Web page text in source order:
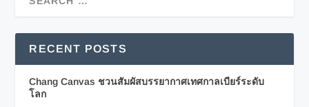
RECENT POSTS
Chang Canvas ชวนสัมผัสบรรยากาศเทศกาลเบียร์ระดับ
โลก